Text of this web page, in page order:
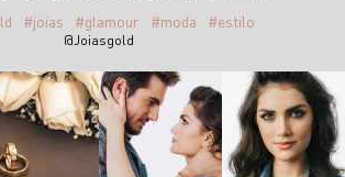
#joias #glamour #moda #estilo
@Joiasgold